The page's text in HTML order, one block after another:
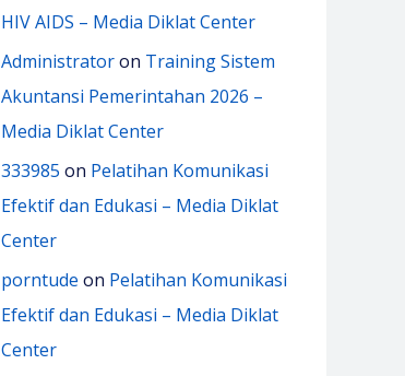
HIV AIDS – Media Diklat Center
Administratoron Training Sistem
Akuntansi Pemerintahan 2026 –
Media Diklat Center
333985 on Pelatihan Komunikasi
Efektif dan Edukasi – Media Diklat
Center
porntude on Pelatihan Komunikasi
Efektif dan Edukasi – Media Diklat
Center